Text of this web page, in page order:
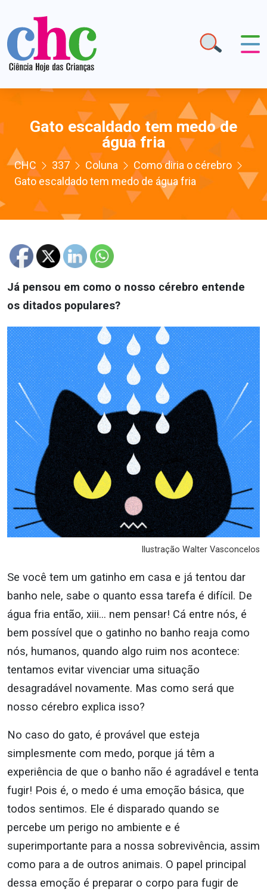
Gato escaldado tem medo de
água fria
CHC 337 Coluna
Como diria o cérebro
Gato escaldado tem medo de água fria
Já pensou em como o nosso cérebro entende
os ditados populares?
Ilustração Walter Vasconcelos
Se você tem um gatinho em casa e já tentou dar
banho nele, sabe o quanto essa tarefa é difícil. De
água fria então, xiii… nem pensar! Cá entre nós, é
bem possível que o gatinho no banho reaja como
nós, humanos, quando algo ruim nos acontece:
tentamos evitar vivenciar uma situação
desagradável novamente. Mas como será que
nosso cérebro explica isso?
No caso do gato, é provável que esteja
simplesmente com medo, porque já têm a
experiência de que o banho não é agradável e tenta
fugir! Pois é, o medo é uma emoção básica, que
todos sentimos. Ele é disparado quando se
percebe um perigo no ambiente e é
superimportante para a nossa sobrevivência, assim
como para a de outros animais. O papel principal
dessa emoção é preparar o corpo para fugir de